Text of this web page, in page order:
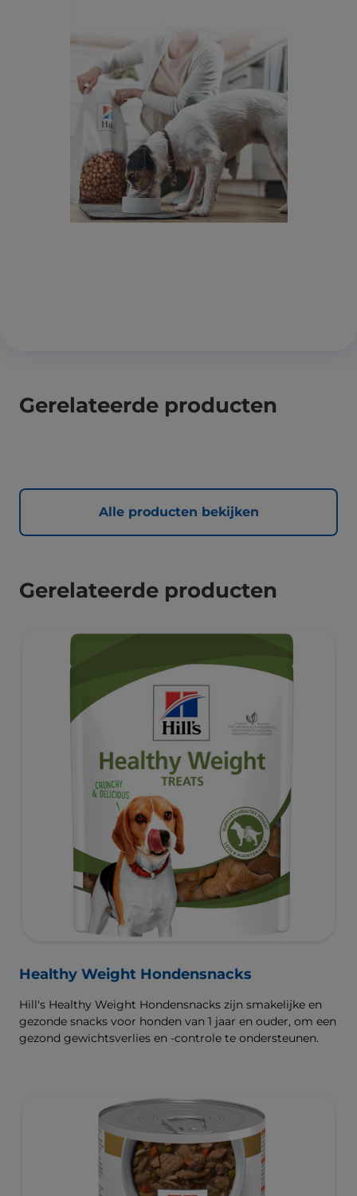
Gerelateerde producten
Alle producten bekijken
Gerelateerde producten
Healthy Weight Hondensnacks
Hill's Healthy Weight Hondensnacks zijn smakelijke en
gezonde snacks voor honden van 1 jaar en ouder, om een
gezond gewichtsverlies en -controle te ondersteunen.